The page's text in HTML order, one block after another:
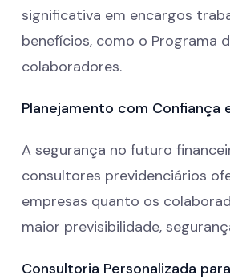
significativa em encargos
benefícios, como o Programa
colaboradores.
Planejamento com Confiança
A segurança no futuro
consultores previdenciários
empresas quanto os
maior previsibilidade,
Consultoria Personalizada